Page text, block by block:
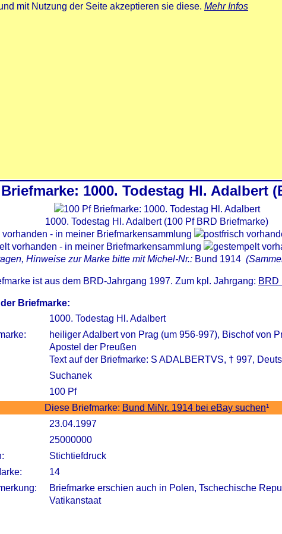
mit Nutzung der Seite akzeptieren sie diese. Mehr Infos
Briefmarke: 1000. Todestag Hl. Adalbert
1000. Todestag Hl. Adalbert (100 Pf BRD Briefmarke)
Hinweise zur Marke bitte mit Michel-Nr.: Bund 1914
ist aus dem BRD-Jahrgang 1997. Zum kpl. Jahrgang: BRD
Briefmarke:
1000. Todestag Hl. Adalbert
heiliger Adalbert von Prag (um 956-997), Bischof von
Apostel der Preußen
Text auf der Briefmarke: S ADALBERTVS, † 997,
Suchanek
100 Pf
Diese Briefmarke: Bund MiNr. 1914 bei eBay suchen¹
23.04.1997
25000000
Stichtiefdruck
14
Briefmarke erschien auch in Polen, Tschechische
Vatikanstaat